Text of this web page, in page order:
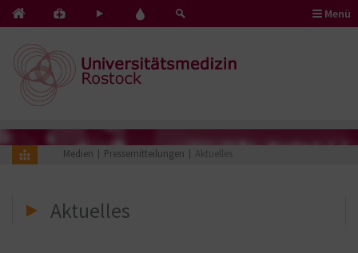
Kontakt
Notfälle
Pflege
Herz
Blut
Menü
Medien Pressemitteilungen Aktuelles
Aktuelles